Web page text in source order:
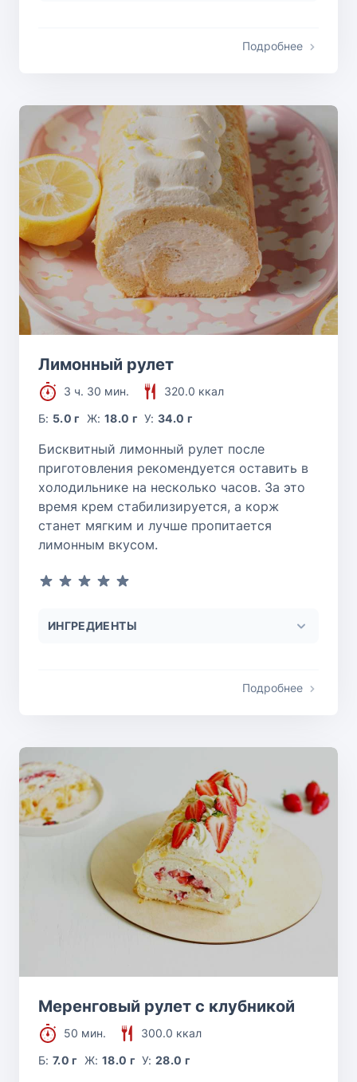
Подробнее
Лимонный рулет
3 ч. 30 мин.
320.0 ккал
Б: 5.0 г Ж: 18.0 г У:34.0 г
Бисквитный лимонный рулет после
приготовления рекомендуется оставить в
холодильнике на несколько часов. За это
время крем стабилизируется, а корж
станет мягким и лучше пропитается
лимонным вкусом.
ИНГРЕДИЕНТЫ
Подробнее
Меренговый рулет с клубникой
50 мин.
300.0 ккал
Б:7.0 г Ж: 18.0 г У:28.0 г